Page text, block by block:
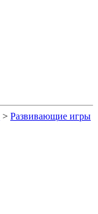
> Развивающие игры